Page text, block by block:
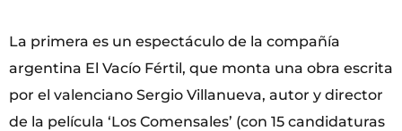
La primera es un espectáculo de la compañía
argentina El Vacío Fértil, que monta una obra escrita
por el valenciano Sergio Villanueva, autor y director
de la película ‘Los Comensales’ (con 15 candidaturas